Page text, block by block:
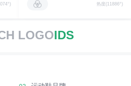
热度(11886°)
LOGOIDS